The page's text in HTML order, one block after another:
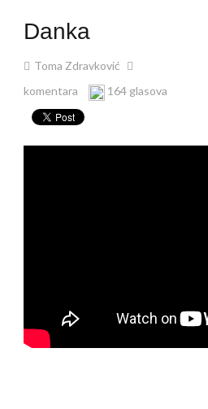
Danka
Toma Zdravković
komentara
164 glasova